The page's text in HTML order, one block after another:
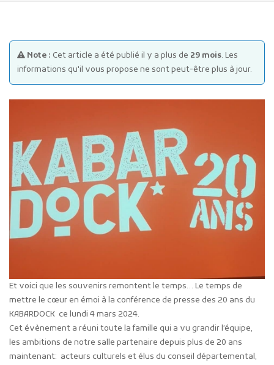
Projets financés par l'Europe
Plans d'accès
Note : Cet article a été publié il y a plus de 29 mois. Les
informations qu'il vous propose ne sont peut-être plus à jour.
Et voici que les souvenirs remontent le temps… Le temps de
mettre le cœur en émoi à la conférence de presse des 20 ans du
KABARDOCK ce lundi 4 mars 2024.
Cet évènement a réuni toute la famille qui a vu grandir l’équipe,
les ambitions de notre salle partenaire depuis plus de 20 ans
maintenant: acteurs culturels et élus du conseil départemental,